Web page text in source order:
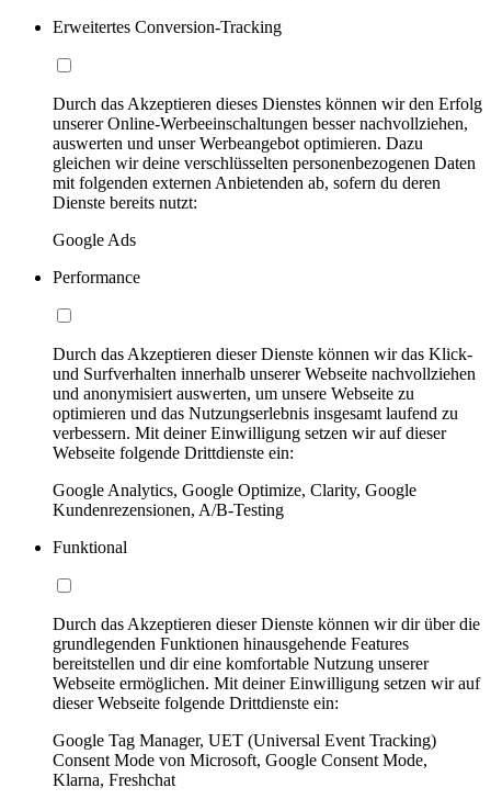
Erweitertes Conversion-Tracking
Durch das Akzeptieren dieses Dienstes können wir den Erfolg
unserer Online-Werbeeinschaltungen besser nachvollziehen,
auswerten und unser Werbeangebot optimieren. Dazu
gleichen wir deine verschlüsselten personenbezogenen Daten
mit folgenden externen Anbietenden ab, sofern du deren
Dienste bereits nutzt:
Google Ads
Performance
Durch das Akzeptieren dieser Dienste können wir das Klick-
und Surfverhalten innerhalb unserer Webseite nachvollziehen
und anonymisiert auswerten, um unsere Webseite zu
optimieren und das Nutzungserlebnis insgesamt laufend zu
verbessern. Mit deiner Einwilligung setzen wir auf dieser
Webseite folgende Drittdienste ein:
Google Analytics, Google Optimize, Clarity, Google
Kundenrezensionen, A/B-Testing
Funktional
Durch das Akzeptieren dieser Dienste können wir dir über die
grundlegenden Funktionen hinausgehende Features
bereitstellen und dir eine komfortable Nutzung unserer
Webseite ermöglichen. Mit deiner Einwilligung setzen wir auf
dieser Webseite folgende Drittdienste ein:
Google Tag Manager, UET (Universal Event Tracking)
Consent Mode von Microsoft, Google Consent Mode,
Klarna, Freshchat